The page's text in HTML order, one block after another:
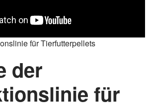
für Tierfutterpellets
der
für